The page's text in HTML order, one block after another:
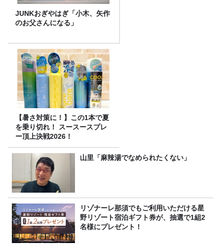
JUNKおぎやはぎ「小木、矢作
のお父さんになる」
【暑さ対策に！】この1本で夏
を乗り切れ！ スースースプレ
ー頂上決戦2026！
山里「麻辣湯でなめられたくない」
リゾナーレ那須でもご利用いただける星
野リゾート宿泊ギフト券が、抽選で1組2
名様にプレゼント！